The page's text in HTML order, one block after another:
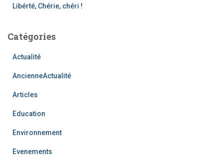
Libérté, Chérie, chéri !
Catégories
Actualité
AncienneActualité
Articles
Education
Environnement
Evenements